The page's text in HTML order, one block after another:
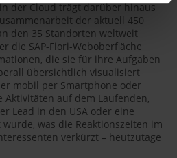
der Cloud trägt darüber hinaus
der aktuell 450
den 35 Standorten weltweit
die SAP-Fiori-Weboberfläche
die sie für ihre Aufgaben
übersichtlich visualisiert
mobil per Smartphone oder
Aktivitäten auf dem Laufenden,
Lead in den USA oder eine
was die Reaktionszeiten im
verkürzt – heutzutage